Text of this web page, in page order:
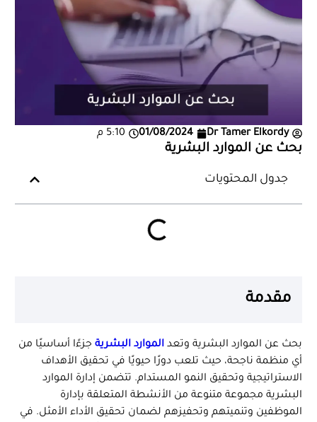
Dr Tamer Elkordy
01/08/2024 5:10 م
بحث عن الموارد البشرية
جدول المحتويات
مقدمة
بحث عن الموارد البشرية وتعد الموارد البشرية جزءًا أساسيًا من
أي منظمة ناجحة، حيث تلعب دورًا حيويًا في تحقيق الأهداف
الاستراتيجية وتحقيق النمو المستدام. تتضمن إدارة الموارد
البشرية مجموعة متنوعة من الأنشطة المتعلقة بإدارة
الموظفين وتنميتهم وتحفيزهم لضمان تحقيق الأداء الأمثل. في